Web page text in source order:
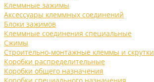
Клеммные зажимы
Аксессуары клеммных соединений
Блоки зажимов
Клеммные соединения специальные
Сжимы
Строительно-монтажные клеммы и скрутки
Коробки распределительные
Коробки общего назначения